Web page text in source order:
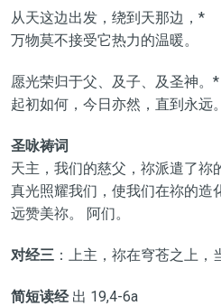
从天这边出发，绕到天那边，*
万物莫不接受它热力的温暖。
愿光荣归于父、及子、及圣神。*
起初如何，今日亦然，直到永远
圣咏祷词
天主，我们的慈父，祢派遣了祢
真光照耀我们，使我们在祢的造
远赞美祢。 阿们。
对经三 ：上主，祢在穹苍之上，
简短读经出 19,4-6a